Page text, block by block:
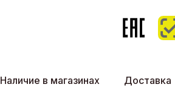
Наличие в магазинах Доставка